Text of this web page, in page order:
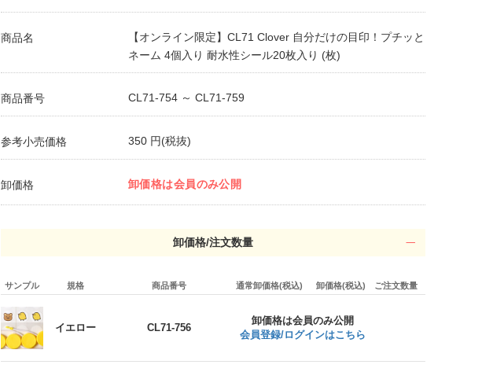
商品名
【オンライン限定】CL71 Clover 自分だけの目印！プチッと
ネーム 4個入り 耐水性シール20枚入り (枚)
商品番号 CL71-754 ～ CL71-759
参考小売価格 350 円(税抜)
卸価格 卸価格は会員のみ公開
卸価格/注文数量
サンプル 規格 商品番号 通常卸価格(税込) 卸価格(税込) ご注文数量
イエロー CL71-756
卸価格は会員のみ公開
会員登録/ログインはこちら